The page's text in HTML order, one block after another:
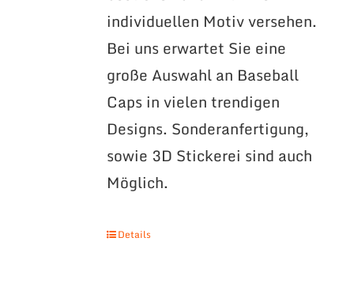
individuellen Motiv versehen.
Bei uns erwartet Sie eine
große Auswahl an Baseball
Caps in vielen trendigen
Designs. Sonderanfertigung,
sowie 3D Stickerei sind auch
Möglich.
Details